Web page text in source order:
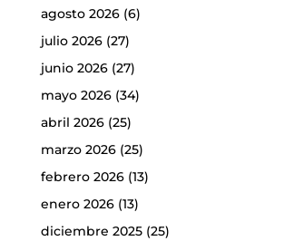
agosto 2026(6)
julio 2026(27)
junio 2026(27)
mayo 2026(34)
abril 2026(25)
marzo 2026(25)
febrero 2026(13)
enero 2026(13)
diciembre 2025(25)